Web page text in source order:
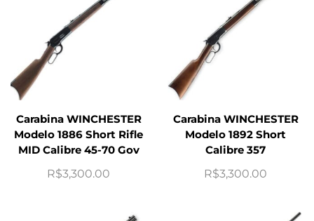
Carabina WINCHESTER
Modelo 1886 Short Rifle
MID Calibre 45-70 Gov
R$3,300.00
Carabina WINCHESTER
Modelo 1892 Short
Calibre 357
R$3,300.00